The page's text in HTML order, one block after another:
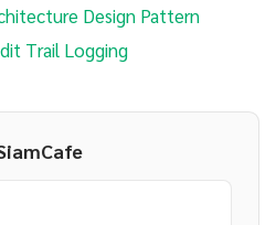
Design Pattern
Trail Logging